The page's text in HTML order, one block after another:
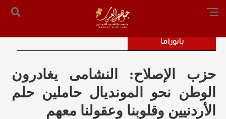
الرئيسية
التحرير: المستشار محمد صالح الملكاوي [ 00962795755033 ]
بانوراما
حزب الإصلاح: النشامى يغادرون
الوطن نحو المونديال حاملين حلم
الأردنيين وقلوبنا وعقولنا معهم